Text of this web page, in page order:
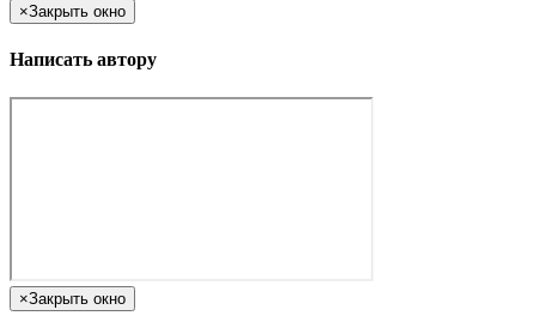
×Закрыть окно
Написать автору
×Закрыть окно